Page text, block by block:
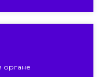
органе